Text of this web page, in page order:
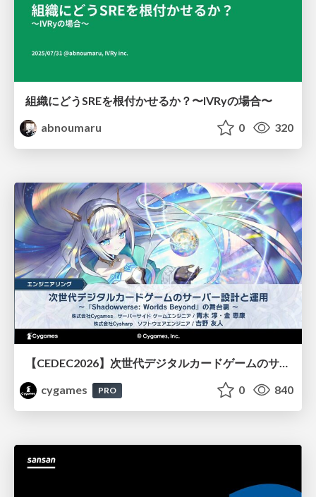
組織にどうSREを根付かせるか？〜IVRyの場合〜
abnoumaru
0 320
【CEDEC2026】次世代デジタルカードゲームのサーバー設計と運用 〜『Shadowverse: Worlds Beyond』の舞台裏～
cygames
PRO 0 840